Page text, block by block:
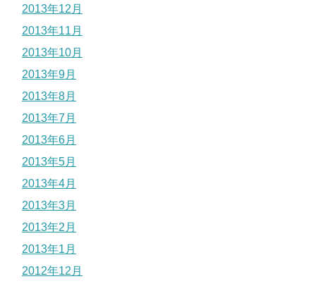
2013年12月
2013年11月
2013年10月
2013年9月
2013年8月
2013年7月
2013年6月
2013年5月
2013年4月
2013年3月
2013年2月
2013年1月
2012年12月